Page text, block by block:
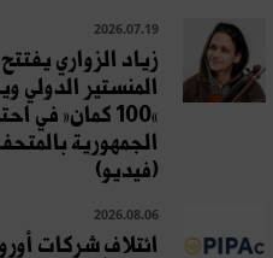
2026.07.19
زياد الزواري
المنستير الدولي
«100 كمان» في
الجمهورية
(فيديو)
2026.08.06
ائتلاف شركات